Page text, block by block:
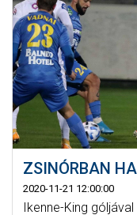
ZSINÓRBAN
2020-11-21 12:00:00
Ikenne-King